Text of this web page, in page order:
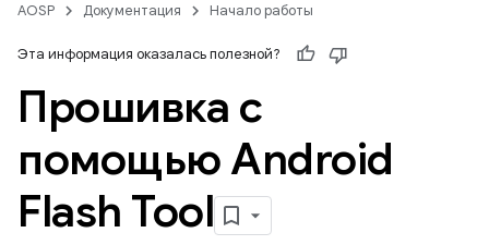
AOSP Документация Начало работы
Эта информация оказалась полезной?
Прошивка с
помощью Android
Flash Tool